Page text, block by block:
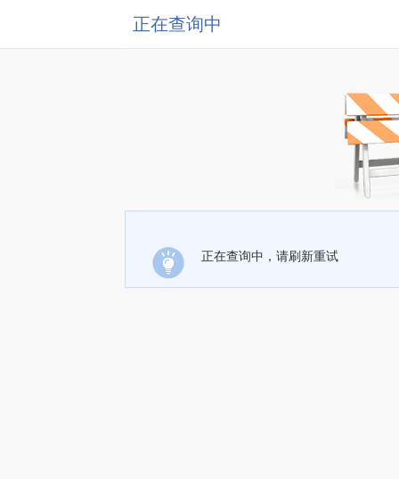
正在查询中
正在查询中，请刷新重试